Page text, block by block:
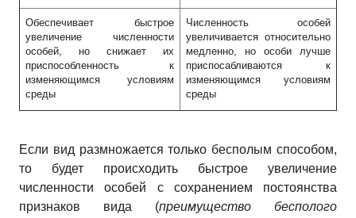
Обеспечивает быстрое
увеличение численности
особей, но снижает их
приспособленность к
изменяющимся условиям
среды
Численность особей
увеличивается относительно
медленно, но особи лучше
приспосабливаются к
изменяющимся условиям
среды
Если вид размножается только бесполым способом,
то будет происходить быстрое увеличение
численности особей с сохранением постоянства
признаков вида (преимущество бесполого